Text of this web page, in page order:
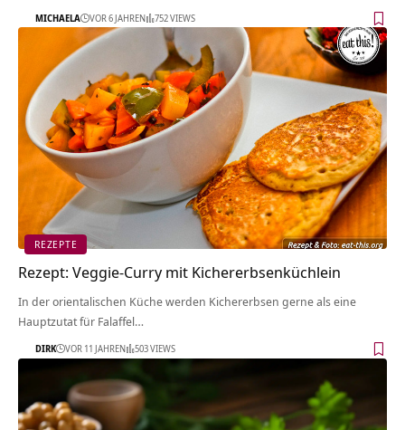
MICHAELA VOR 6 JAHREN 752 VIEWS
REZEPTE
Rezept: Veggie-Curry mit Kichererbsenküchlein
In der orientalischen Küche werden Kichererbsen gerne als eine
Hauptzutat für Falaffel…
DIRK VOR 11 JAHREN 503 VIEWS